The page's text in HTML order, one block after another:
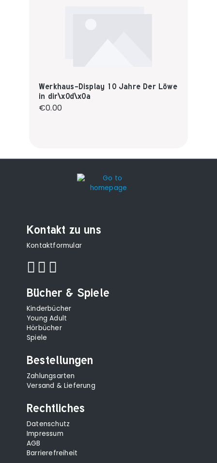
Werkhaus-Display 10 Jahre Der Löwe
in dir\x0d\x0a
Regular price:
€0.00
Kontakt zu uns
Kontaktformular
Bücher & Spiele
Kinderbücher
Young Adult
Hörbücher
Spiele
Bestellungen
Zahlungsarten
Versand & Lieferung
Rechtliches
Datenschutz
Impressum
AGB
Barrierefreiheit